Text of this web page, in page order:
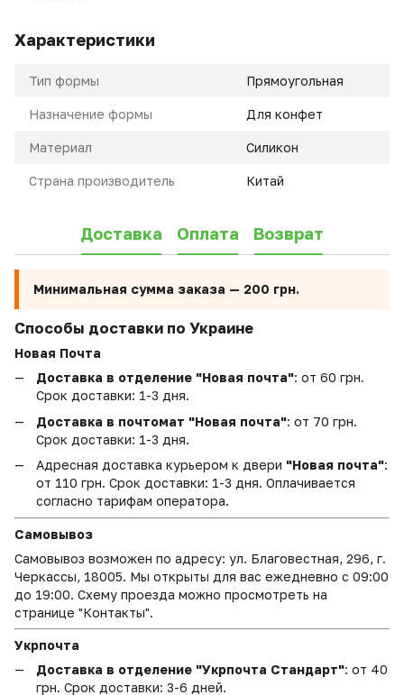
Характеристики
Тип формы Прямоугольная
Назначение формы Для конфет
Материал Силикон
Страна производитель Китай
Доставка Оплата Возврат
Минимальная сумма заказа — 200 грн.
Способы доставки по Украине
Новая Почта
Доставка в отделение "Новая почта": от 60 грн.
Срок доставки: 1-3 дня.
Доставка в почтомат "Новая почта": от 70 грн.
Срок доставки: 1-3 дня.
Адресная доставка курьером к двери "Новая почта":
от 110 грн. Срок доставки: 1-3 дня. Оплачивается
согласно тарифам оператора.
Самовывоз
Самовывоз возможен по адресу: ул. Благовестная, 296, г.
Черкассы, 18005. Мы открыты для вас ежедневно с 09:00
до 19:00. Схему проезда можно просмотреть на
странице "Контакты".
Укрпочта
Доставка в отделение "Укрпочта Стандарт": от 40
грн. Срок доставки: 3-6 дней.